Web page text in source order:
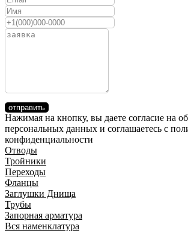
отправить
Нажимая на кнопку, вы даете согласие на
персональных данных и соглашаетесь c
конфиденциальности
Отводы
Тройники
Переходы
Фланцы
Заглушки Днища
Трубы
Запорная арматура
Вся наменклатура